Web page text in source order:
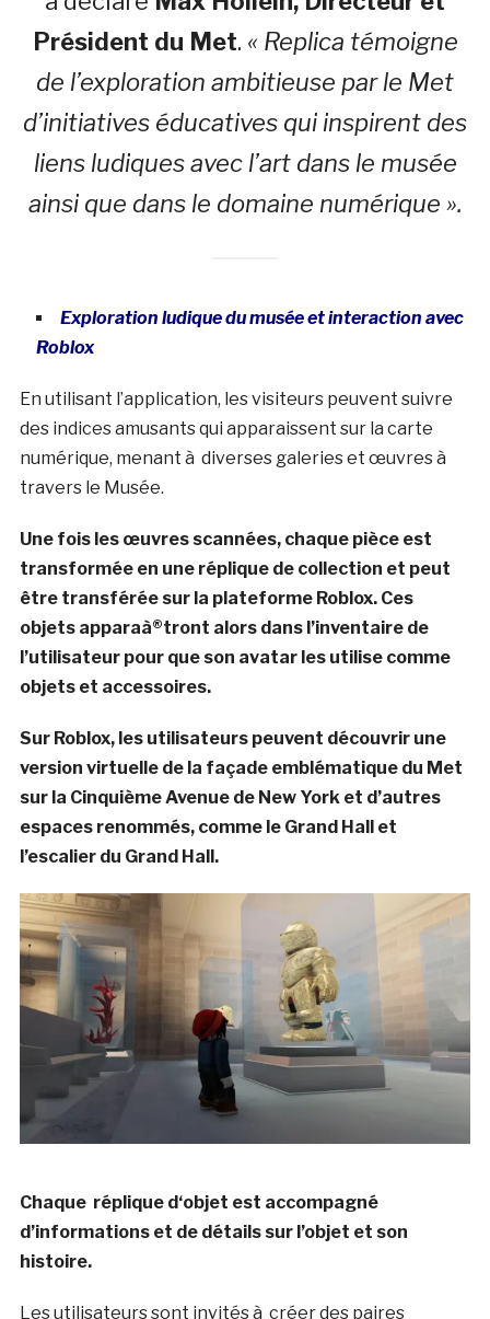
Président du Met. « Replica témoigne
de l’exploration ambitieuse par le Met
d’initiatives éducatives qui inspirent des
liens ludiques avec l’art dans le musée
ainsi que dans le domaine numérique ».
Exploration ludique du musée et interaction avec
Roblox
En utilisant l’application, les visiteurs peuvent suivre
des indices amusants qui apparaissent sur la carte
numérique, menant à diverses galeries et œuvres à
travers le Musée.
Une fois les œuvres scannées, chaque pièce est
transformée en une réplique de collection et peut
être transférée sur la plateforme Roblox. Ces
objets apparaà®tront alors dans l’inventaire de
l’utilisateur pour que son avatar les utilise comme
objets et accessoires.
Sur Roblox, les utilisateurs peuvent découvrir une
version virtuelle de la façade emblématique du Met
sur la Cinquième Avenue de New York et d’autres
espaces renommés, comme le Grand Hall et
l’escalier du Grand Hall.
Chaque réplique d‘objet est accompagné
d’informations et de détails sur l’objet et son
histoire.
Les utilisateurs sont invités à créer des paires